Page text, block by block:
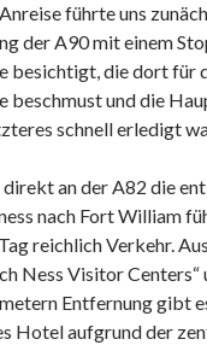
führte uns
der A90 mit einem
besichtigt, die dort für
beschmust und die
schnell erledigt
an der A82 die
nach Fort William
reichlich Verkehr.
Ness Visitor
Entfernung gibt
Hotel aufgrund der